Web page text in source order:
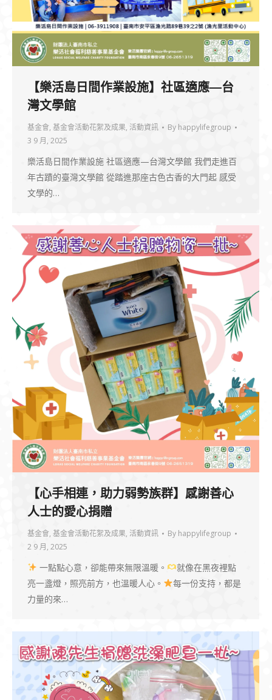
【樂活島日間作業設施】社區適應—台
灣文學館
基金會, 基金會活動花絮及成果, 活動資訊 By happylifegroup
3 9 月, 2025
樂活島日間作業設施 社區適應—台灣文學館 我們走進百
年古蹟的臺灣文學館 從踏進那座古色古香的大門起 感受
文學的…
【心手相連，助力弱勢族群】感謝善心
人士的愛心捐贈
基金會, 基金會活動花絮及成果, 活動資訊 By happylifegroup
2 9 月, 2025
一點點心意，卻能帶來無限溫暖。
就像在黑夜裡點
亮一盞燈，照亮前方，也溫暖人心。
每一份支持，都是
力量的來…